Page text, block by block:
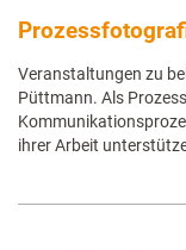
Veranstaltungen zu
Püttmann. Als
ihrer Arbeit